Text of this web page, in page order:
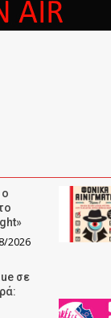
2026
σε